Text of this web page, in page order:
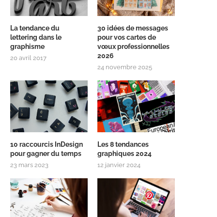
La tendance du
lettering dans le
graphisme
20 avril 2017
30 idées de messages
pour vos cartes de
vœux professionnelles
2026
24 novembre 2025
10 raccourcis InDesign
pour gagner du temps
23 mars 2023
Les 8 tendances
graphiques 2024
12 janvier 2024